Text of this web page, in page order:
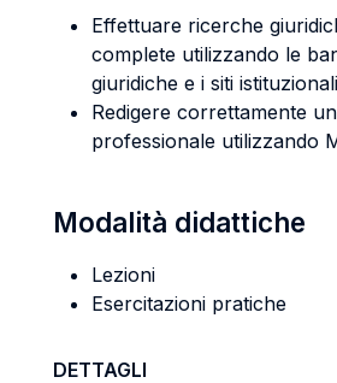
Effettuare ricerche
complete utilizzando le
giuridiche e i siti
Redigere correttamente
professionale utilizzando
Modalità didattiche
Lezioni
Esercitazioni pratiche
DETTAGLI